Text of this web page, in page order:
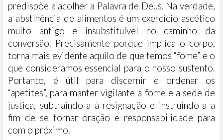
predispõe a acolher a Palavra de Deus. Na verdade,
a abstinência de alimentos é um exercício ascético
muito antigo e insubstituível no caminho da
conversão. Precisamente porque implica o corpo,
torna mais evidente aquilo de que temos “fome” e o
que consideramos essencial para o nosso sustento.
Portanto, é útil para discernir e ordenar os
“apetites”, para manter vigilante a fome e a sede de
justiça, subtraindo-a à resignação e instruindo-a a
fim de se tornar oração e responsabilidade para
com o próximo.